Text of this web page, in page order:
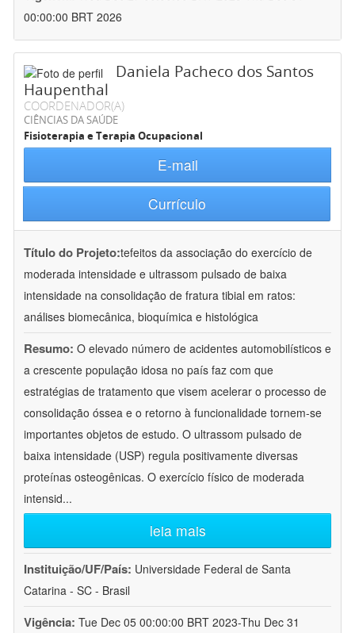
00:00:00 BRT 2026
Daniela Pacheco dos Santos
Haupenthal
COORDENADOR(A)
CIÊNCIAS DA SAÚDE
Fisioterapia e Terapia Ocupacional
E-mail
Currículo
Título do Projeto:tefeitos da associação do exercício de
moderada intensidade e ultrassom pulsado de baixa
intensidade na consolidação de fratura tibial em ratos:
análises biomecânica, bioquímica e histológica
Resumo: O elevado número de acidentes automobilísticos e
a crescente população idosa no país faz com que
estratégias de tratamento que visem acelerar o processo de
consolidação óssea e o retorno à funcionalidade tornem-se
importantes objetos de estudo. O ultrassom pulsado de
baixa intensidade (USP) regula positivamente diversas
proteínas osteogênicas. O exercício físico de moderada
intensid...
leia mais
Instituição/UF/País: Universidade Federal de Santa
Catarina - SC - Brasil
Vigência: Tue Dec 05 00:00:00 BRT 2023-Thu Dec 31